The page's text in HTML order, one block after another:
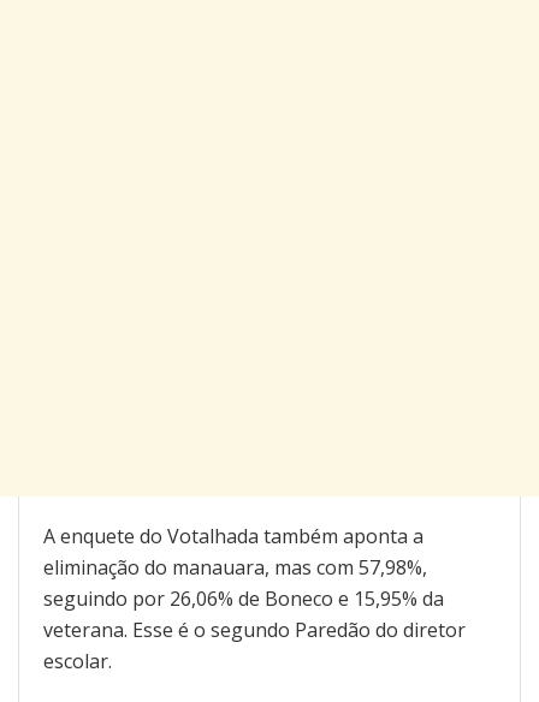
A enquete do Votalhada também aponta a
eliminação do manauara, mas com 57,98%,
seguindo por 26,06% de Boneco e 15,95% da
veterana. Esse é o segundo Paredão do diretor
escolar.